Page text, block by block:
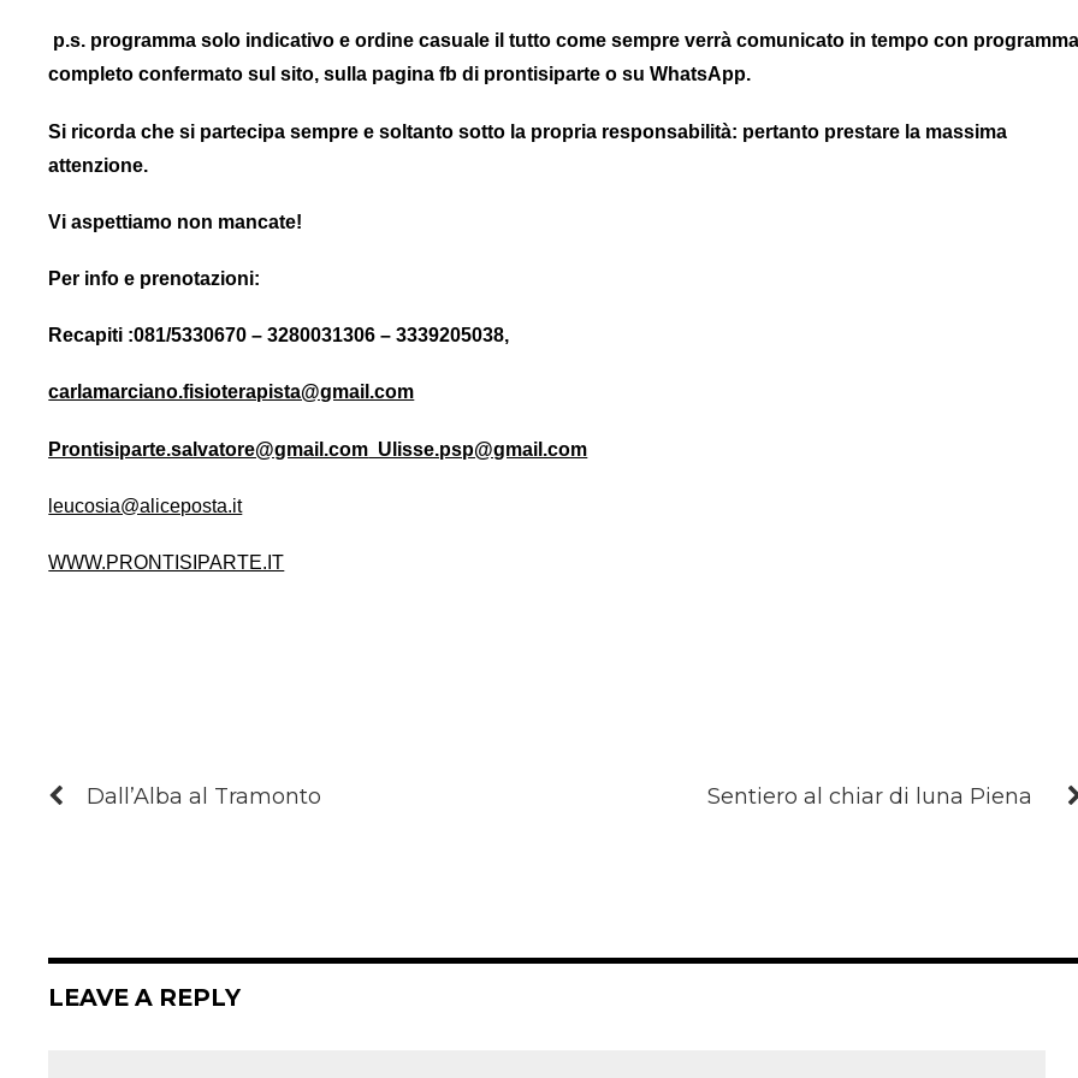
p.s. programma solo indicativo e ordine casuale il tutto come sempre verrà comunicato in tempo con
completo confermato sul sito, sulla pagina fb di prontisiparte o su WhatsApp.
Si ricorda che si partecipa sempre e soltanto sotto la propria responsabilità: pertanto prestare la massima
attenzione.
Vi aspettiamo non mancate!
Per info e prenotazioni:
Recapiti :081/5330670 – 3280031306 – 3339205038,
carlamarciano.fisioterapista@gmail.com
Prontisiparte.salvatore@gmail.com Ulisse.psp@gmail.com
leucosia@aliceposta.it
WWW.PRONTISIPARTE.IT
Dall’Alba al Tramonto Sentiero al chiar di luna Piena
LEAVE A REPLY